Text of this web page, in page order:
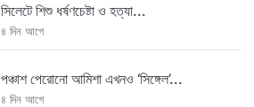
সিলেটে শিশু ধর্ষণচেষ্টা ও হত্যা...
৪ দিন আগে
পঞ্চাশ পেরোনো আমিশা এখনও ‘সিঙ্গেল’...
৪ দিন আগে